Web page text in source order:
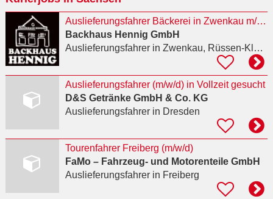
Auslieferungsfahrer Bäckerei in Zwenkau m/w/d - Backhaus Hennig GmbH
Backhaus Hennig GmbH
Auslieferungsfahrerin Zwenkau, Rüssen-Kleinstorkwitz
Auslieferungsfahrer (m/w/d) in Vollzeit gesucht
D&S Getränke GmbH & Co. KG
Auslieferungsfahrerin Dresden
Tourenfahrer Freiberg (m/w/d)
FaMo – Fahrzeug- und Motorenteile GmbH
Auslieferungsfahrerin Freiberg